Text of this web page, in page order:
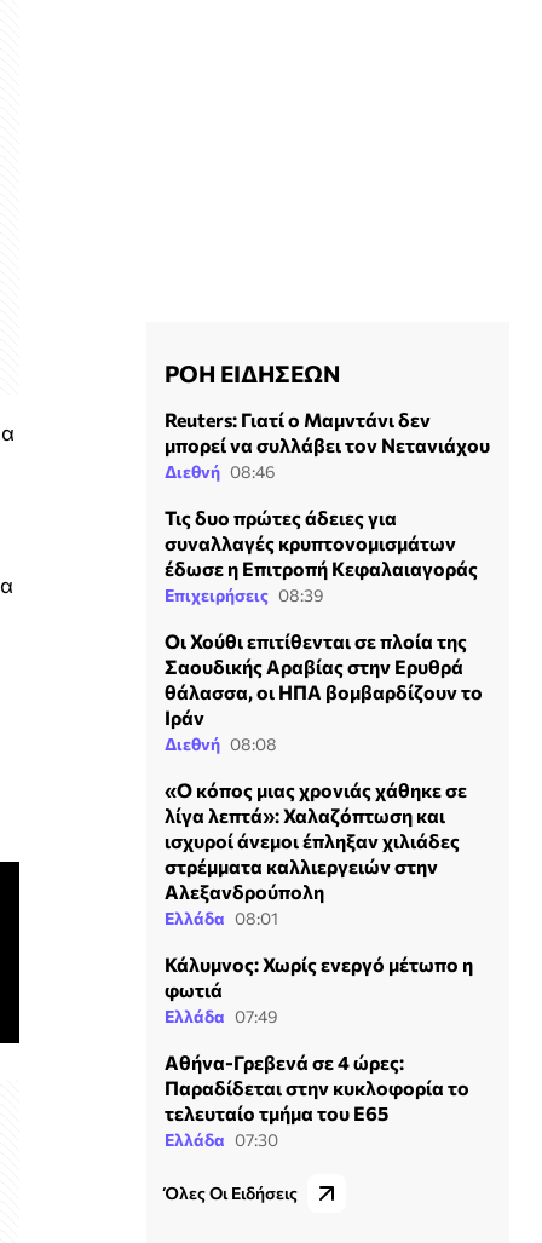
ΡΟΗ ΕΙΔΗΣΕΩΝ
Reuters: Γιατί ο Μαμντάνι δεν
μπορεί να συλλάβει τον Νετανιάχου
Διεθνή 08:46
Τις δυο πρώτες άδειες για
συναλλαγές κρυπτονομισμάτων
έδωσε η Επιτροπή Κεφαλαιαγοράς
Επιχειρήσεις 08:39
Οι Χούθι επιτίθενται σε πλοία της
Σαουδικής Αραβίας στην Ερυθρά
θάλασσα, οι ΗΠΑ βομβαρδίζουν το
Ιράν
Διεθνή 08:08
«Ο κόπος μιας χρονιάς χάθηκε σε
λίγα λεπτά»: Χαλαζόπτωση και
ισχυροί άνεμοι έπληξαν χιλιάδες
στρέμματα καλλιεργειών στην
Αλεξανδρούπολη
Ελλάδα 08:01
Κάλυμνος: Χωρίς ενεργό μέτωπο η
φωτιά
Ελλάδα 07:49
Αθήνα-Γρεβενά σε 4 ώρες:
Παραδίδεται στην κυκλοφορία το
τελευταίο τμήμα του Ε65
Ελλάδα 07:30
Όλες Οι Ειδήσεις